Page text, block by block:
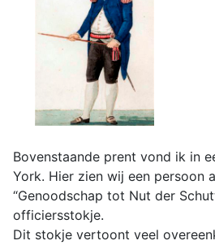
Bovenstaande prent vond ik in
York. Hier zien wij een persoon
“Genoodschap tot Nut der
officiersstokje.
Dit stokje vertoont veel